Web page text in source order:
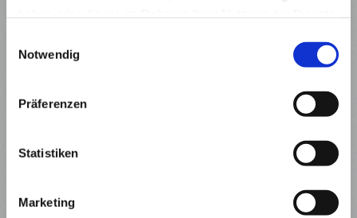
Notwendig
Präferenzen
Statistiken
Marketing